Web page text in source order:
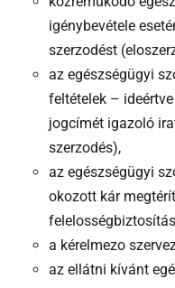
igénybevétele
szerzodést
az egészségügyi
feltételek –
jogcímét igazoló
szerzodés),
az egészségügyi
okozott kár
a kérelmezo
az ellátni kívánt